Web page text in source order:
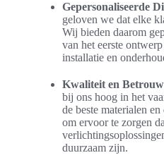
Gepersonaliseerde
geloven we dat elke
Wij bieden daarom
van het eerste
installatie en
Kwaliteit en
bij ons hoog in het
de beste materialen
om ervoor te zorgen
duurzaam zijn.